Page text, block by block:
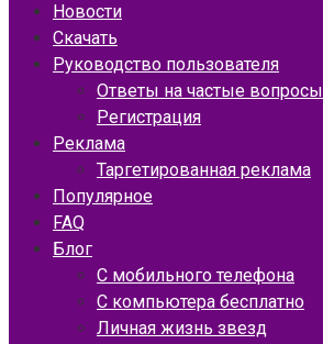
Новости
Скачать
Руководство пользователя
Ответы на частые вопросы
Регистрация
Реклама
Таргетированная реклама
Популярное
FAQ
Блог
С мобильного телефона
С компьютера бесплатно
Личная жизнь звезд